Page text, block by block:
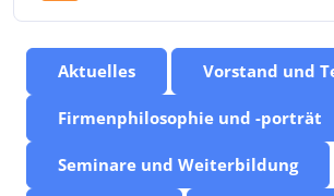
Aktuelles Vorstand und
Firmenphilosophie und -porträt
Seminare und Weiterbildung